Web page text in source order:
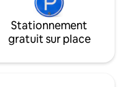
Stationnement
gratuit sur place